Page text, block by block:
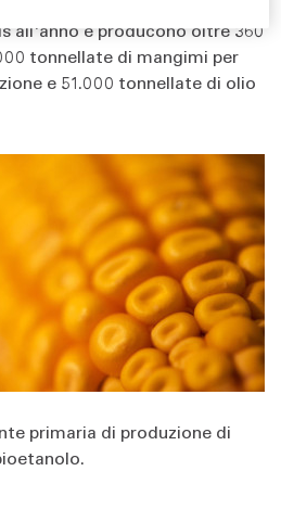
all'anno e producono oltre 360
tonnellate di mangimi per
e 51.000 tonnellate di olio
primaria di produzione di